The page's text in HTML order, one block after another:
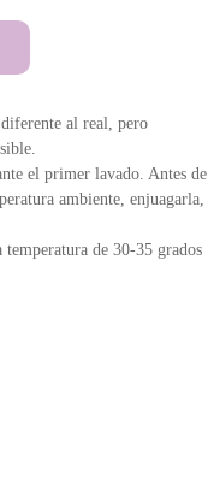
al real, pero
el primer lavado. Antes de
ambiente, enjuagarla,
de 30-35 grados